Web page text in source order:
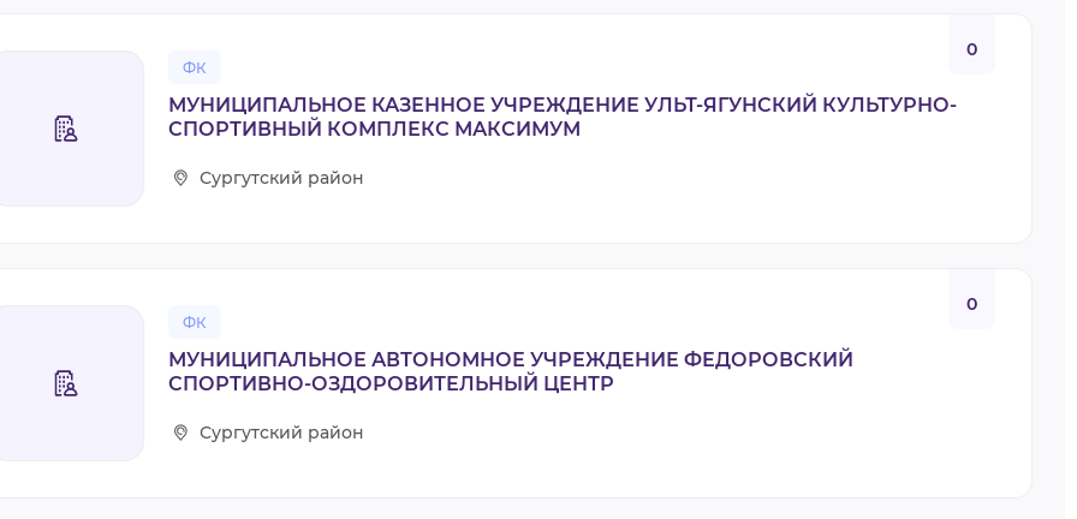
ФК
0
МУНИЦИПАЛЬНОЕ КАЗЕННОЕ УЧРЕЖДЕНИЕ УЛЬТ-ЯГУНСКИЙ КУЛЬТУРНО-
СПОРТИВНЫЙ КОМПЛЕКС МАКСИМУМ
Сургутский район
ФК
0
МУНИЦИПАЛЬНОЕ АВТОНОМНОЕ УЧРЕЖДЕНИЕ ФЕДОРОВСКИЙ
СПОРТИВНО-ОЗДОРОВИТЕЛЬНЫЙ ЦЕНТР
Сургутский район